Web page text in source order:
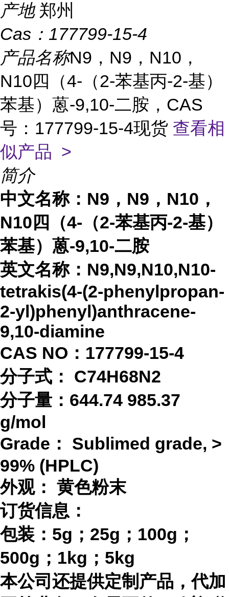
产地 郑州
Cas： 177799-15-4
产品名称N9，N9，N10，
N10四（4-（2-苯基丙-2-基）
苯基）蒽-9,10-二胺，CAS
号：177799-15-4现货 查看相
似产品 >
简介
中文名称： N9，N9，N10，
N10四（4-（2-苯基丙-2-基）
苯基）蒽-9,10-二胺
英文名称： N9,N9,N10,N10-
tetrakis(4-(2-phenylpropan-
2-yl)phenyl)anthracene-
9,10-diamine
CAS NO：177799-15-4
分子式：
C74H68N2
分子量： 644.74 985.37
g/mol
Grade：
Sublimed grade, >
99% (HPLC)
外观： 黄色粉末
订货信息：
包装： 5g；25g；100g；
500g；1kg；5kg
本公司还提供定制产品，代加